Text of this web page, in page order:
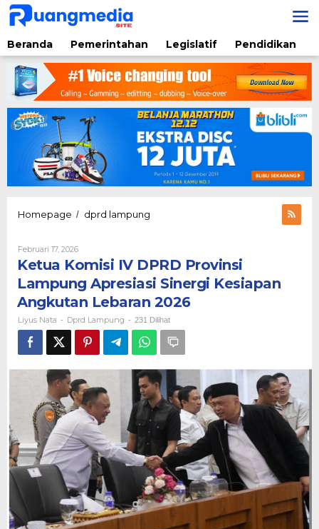
Lewati
konten
Beranda
Pemerintahan Legislatif Pendidikan
Homepage / dprd lampung
Provinsi
Lampung
Apresiasi
Sinergi
Kesiapan
Angkutan
Lebaran
2026
Februari 17, 2026Oleh
Nata
Ketua Komisi IV DPRD Provinsi
Lampung Apresiasi Sinergi Kesiapan
Angkutan Lebaran 2026
Liyus Nata - Dprd Lampung - 231 Dilihat